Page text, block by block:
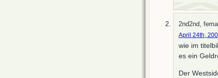
2nd2nd,
April 24th,
wie im
es ein
Der